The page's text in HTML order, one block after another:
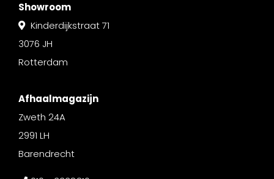
Showroom
Kinderdijkstraat 71
3076 JH
Rotterdam
Afhaalmagazijn
Zweth 24A
2991 LH
Barendrecht